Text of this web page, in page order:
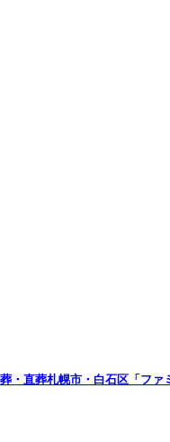
・直葬札幌市・白石区「フ